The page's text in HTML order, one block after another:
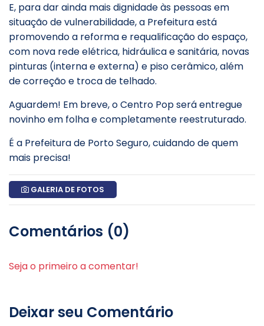
E, para dar ainda mais dignidade às pessoas em
situação de vulnerabilidade, a Prefeitura está
promovendo a reforma e requalificação do espaço,
com nova rede elétrica, hidráulica e sanitária, novas
pinturas (interna e externa) e piso cerâmico, além
de correção e troca de telhado.
Aguardem! Em breve, o Centro Pop será entregue
novinho em folha e completamente reestruturado.
É a Prefeitura de Porto Seguro, cuidando de quem
mais precisa!
GALERIA DE FOTOS
Comentários (0)
Seja o primeiro a comentar!
Deixar seu Comentário